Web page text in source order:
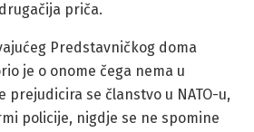
priča.
Predstavničkog doma
je o onome čega nema u
prejudicira se članstvo u NATO-u,
policije, nigdje se ne spomine